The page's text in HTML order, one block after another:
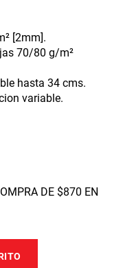
[2mm].
70/80 g/m²
hasta 34 cms.
variable.
DE $870 EN